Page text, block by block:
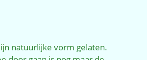
natuurlijke vorm gelaten.